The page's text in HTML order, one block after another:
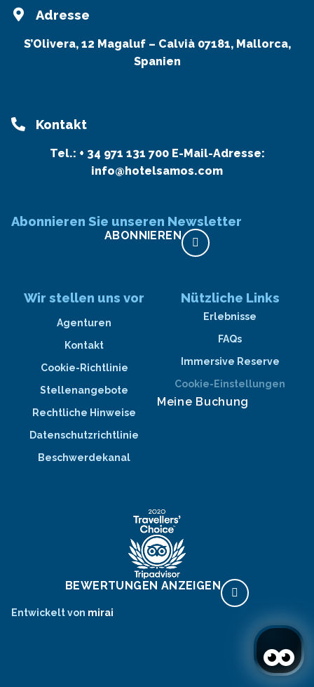
Adresse
S’Olivera, 12 Magaluf – Calvià 07181, Mallorca,
Spanien
Kontakt
Tel.: + 34 971 131 700E-Mail-Adresse:
info@hotelsamos.com
Abonnieren Sie unseren Newsletter
ABONNIEREN
Wir stellen uns vor
Agenturen
Kontakt
Cookie-Richtlinie
Stellenangebote
Rechtliche Hinweise
Datenschutzrichtlinie
Beschwerdekanal
Nützliche Links
Erlebnisse
FAQs
Immersive Reserve
Cookie-Einstellungen
Meine Buchung
BEWERTUNGEN ANZEIGEN
Entwickelt von mirai